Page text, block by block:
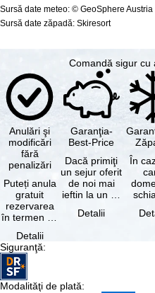
Sursă date meteo: © GeoSphere Austria
Sursă date zăpadă: Skiresort
Comandă sigur cu
Anulări şi
modificări
fără
penalizări
Puteți anula
gratuit
rezervarea
în termen de
data
rezervării, …
Detalii
Garanţia-
Best-Price
Dacă primiţi
un sejur oferit
de noi mai
ieftin la un alt
cu aceleaşi …
Detalii
În
Siguranţă:
Modalităţi de plată: